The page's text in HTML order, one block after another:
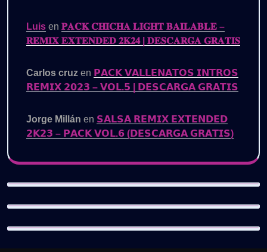
Luis en 𝐏𝐀𝐂𝐊 𝐂𝐇𝐈𝐂𝐇𝐀 𝐋𝐈𝐆𝐇𝐓 𝐁𝐀𝐈𝐋𝐀𝐁𝐋𝐄 –
𝐑𝐄𝐌𝐈𝐗 𝐄𝐗𝐓𝐄𝐍𝐃𝐄𝐃 𝟐𝐊𝟐𝟒 | 𝐃𝐄𝐒𝐂𝐀𝐑𝐆𝐀 𝐆𝐑𝐀𝐓𝐈𝐒
Carlos cruz en 𝗣𝗔𝗖𝗞 𝗩𝗔𝗟𝗟𝗘𝗡𝗔𝗧𝗢𝗦 𝗜𝗡𝗧𝗥𝗢𝗦
𝗥𝗘𝗠𝗜𝗫 𝟮𝟬𝟮𝟯 – 𝗩𝗢𝗟.𝟱 | 𝗗𝗘𝗦𝗖𝗔𝗥𝗚𝗔 𝗚𝗥𝗔𝗧𝗜𝗦
Jorge Millán en 𝗦𝗔𝗟𝗦𝗔 𝗥𝗘𝗠𝗜𝗫 𝗘𝗫𝗧𝗘𝗡𝗗𝗘𝗗
𝟮𝗞𝟮𝟯 – 𝗣𝗔𝗖𝗞 𝗩𝗢𝗟.𝟲 (𝗗𝗘𝗦𝗖𝗔𝗥𝗚𝗔 𝗚𝗥𝗔𝗧𝗜𝗦)